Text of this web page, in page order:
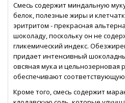
Смесь содержит миндальную
белок, полезные жиры и
эритритом - прекрасная
шоколаду, поскольку он не
гликемический индекс.
придает интенсивный
овсяная мука и цельнозерновая
обеспечивают
Кроме того, смесь содержит